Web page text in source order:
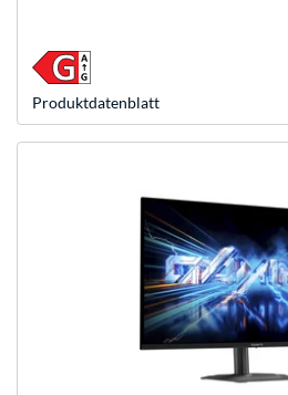
Produkt­datenblatt